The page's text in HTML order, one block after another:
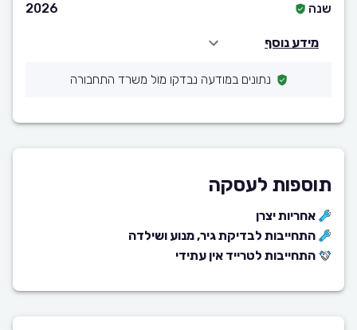
שנה
2026
מידע נוסף
נתונים במודעה נבדקו מול משרד התחבורה
תוספות לעסקה
אחריות יצרן
התחייבות לבדיקת גיר, מנוע ושילדה
התחייבות לטרייד אין עתידי